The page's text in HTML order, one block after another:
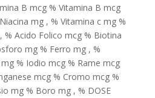
B mcg % Vitamina B mcg
mg , % Vitamina c mg %
Acido Folico mcg % Biotina
mg % Ferro mg , %
% Iodio mcg % Rame mcg
mcg % Cromo mcg %
mg % Boro mg , % DOSE